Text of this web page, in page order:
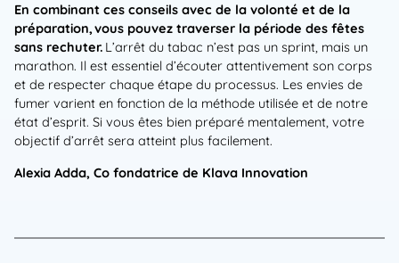
En combinant ces conseils avec de la volonté et de la
préparation,vous pouvez traverser la période des fêtes
sans rechuter. L’arrêt du tabac n’est pas un sprint, mais un
marathon. Il est essentiel d’écouter attentivement son corps
et de respecter chaque étape du processus. Les envies de
fumer varient en fonction de la méthode utilisée et de notre
état d’esprit. Si vous êtes bien préparé mentalement, votre
objectif d’arrêt sera atteint plus facilement.
Alexia Adda, Co fondatrice de Klava Innovation